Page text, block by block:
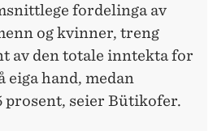
fordelinga av
og kvinner, treng
av den totale inntekta for
eiga hand, medan
prosent, seier Bütikofer.